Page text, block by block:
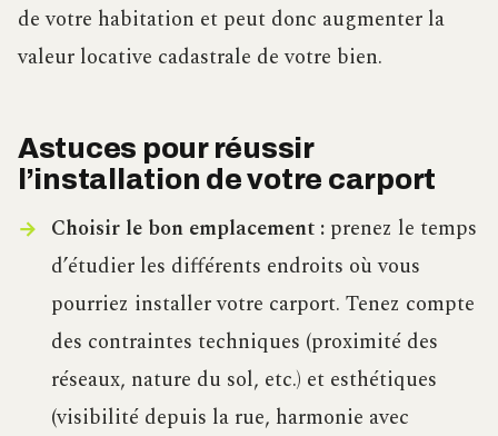
de votre habitation et peut donc augmenter la
valeur locative cadastrale de votre bien.
Astuces pour réussir
l’installation de votre carport
Choisir le bon emplacement :prenez le temps
d’étudier les différents endroits où vous
pourriez installer votre carport. Tenez compte
des contraintes techniques (proximité des
réseaux, nature du sol, etc.) et esthétiques
(visibilité depuis la rue, harmonie avec